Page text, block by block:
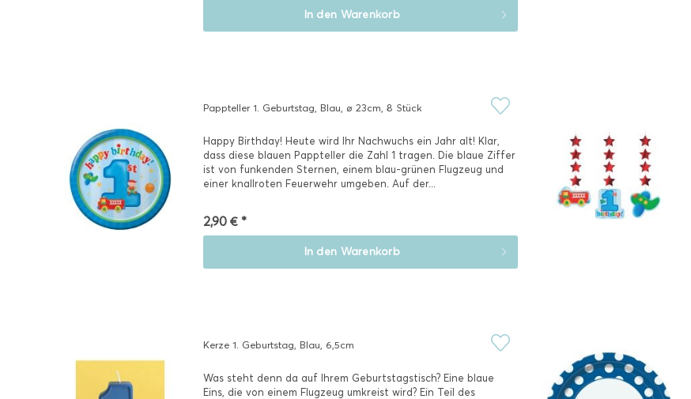
In den Warenkorb
Pappteller 1. Geburtstag, Blau, ø 23cm, 8 Stück
Happy Birthday! Heute wird Ihr Nachwuchs ein Jahr alt! Klar,
dass diese blauen Pappteller die Zahl 1 tragen. Die blaue Ziffer
ist von funkenden Sternen, einem blau-grünen Flugzeug und
einer knallroten Feuerwehr umgeben. Auf der...
2,90 € *
In den Warenkorb
Kerze 1. Geburtstag, Blau, 6,5cm
Was steht denn da auf Ihrem Geburtstagstisch? Eine blaue
Eins, die von einem Flugzeug umkreist wird? Ein Teil des